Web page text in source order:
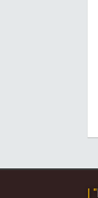
| "